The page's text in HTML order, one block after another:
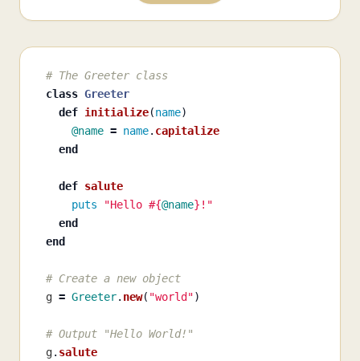
# The Greeter class
class Greeter
def initialize(name)
@name = name. capitalize
end
def salute
puts
"Hello #{@name} !"
end
end
# Create a new object
g = Greeter. new( "world")
# Output "Hello World!"
g. salute